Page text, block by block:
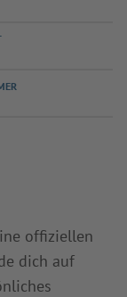
offiziellen
dich auf